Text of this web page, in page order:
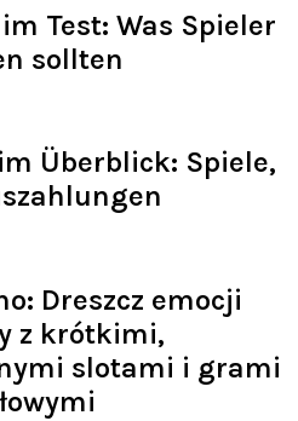
Test: Was Spieler
sollten
Überblick: Spiele,
Dreszcz emocji
z krótkimi,
slotami i grami